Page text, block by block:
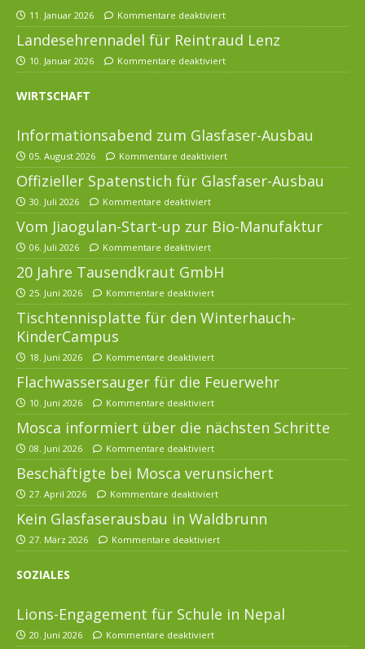
11. Januar 2026 Kommentare deaktiviert
Landesehrennadel für Reintraud Lenz
10. Januar 2026 Kommentare deaktiviert
WIRTSCHAFT
Informationsabend zum Glasfaser-Ausbau
05. August 2026 Kommentare deaktiviert
Offizieller Spatenstich für Glasfaser-Ausbau
30. Juli 2026 Kommentare deaktiviert
Vom Jiaogulan-Start-up zur Bio-Manufaktur
06. Juli 2026 Kommentare deaktiviert
20 Jahre Tausendkraut GmbH
25. Juni 2026 Kommentare deaktiviert
Tischtennisplatte für den Winterhauch-
KinderCampus
18. Juni 2026 Kommentare deaktiviert
Flachwassersauger für die Feuerwehr
10. Juni 2026 Kommentare deaktiviert
Mosca informiert über die nächsten Schritte
08. Juni 2026 Kommentare deaktiviert
Beschäftigte bei Mosca verunsichert
27. April 2026 Kommentare deaktiviert
Kein Glasfaserausbau in Waldbrunn
27. März 2026 Kommentare deaktiviert
SOZIALES
Lions-Engagement für Schule in Nepal
20. Juni 2026 Kommentare deaktiviert